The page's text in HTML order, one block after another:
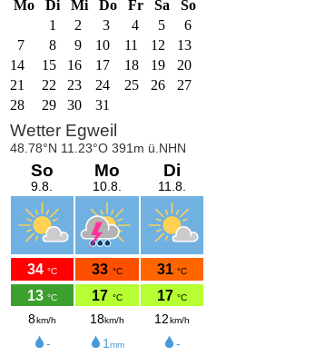
Mo
Di Mi Do Fr Sa
So
1
2 3 4 5
6
7
8 9 10 11 12
13
14
15 16 17 18 19
20
21
22 23 24 25 26
27
28
29 30 31